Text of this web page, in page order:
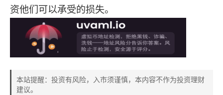
资他们可以承受的损失。
本站提醒：投资有风险，入市须谨慎，本内容不作为投资理财
建议。